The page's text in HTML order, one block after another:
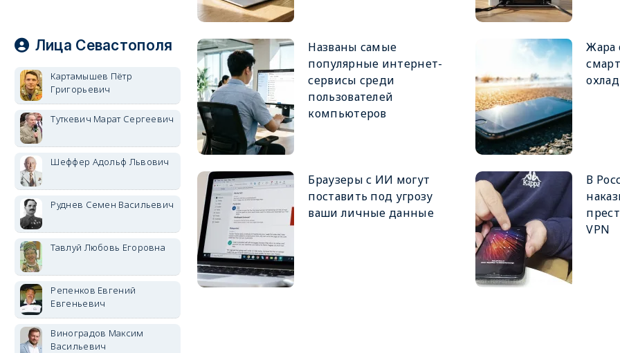
Названы самые
популярные интернет-
сервисы среди
пользователей
компьютеров
Жара
Браузеры с ИИ могут
поставить под угрозу
ваши личные данные
В
VPN
Лица Севастополя
Картамышев Пётр
Григорьевич
Туткевич Марат Сергеевич
Шеффер Адольф Львович
Руднев Семен Васильевич
Тавлуй Любовь Егоровна
Репенков Евгений
Евгеньевич
Виноградов Максим
Васильевич